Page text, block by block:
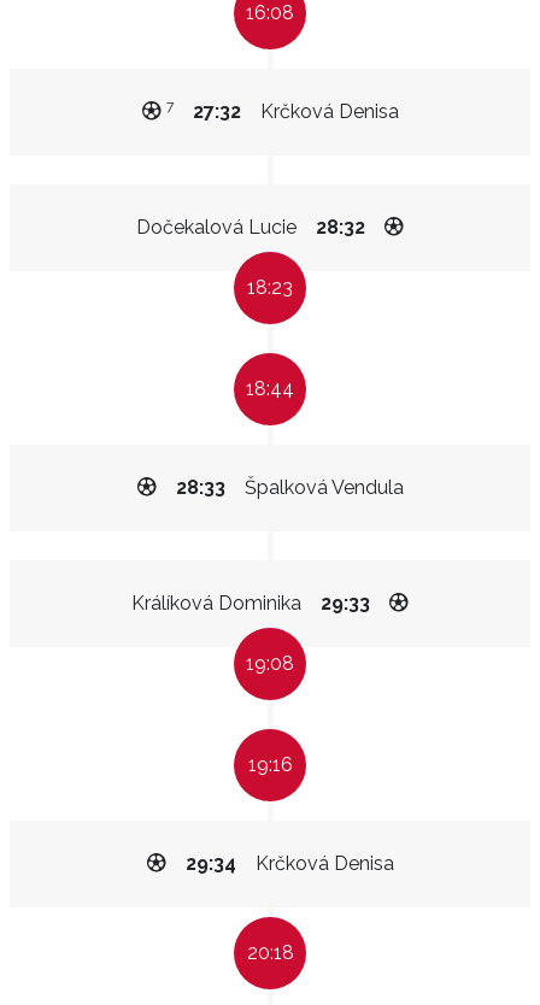
16:08
Krčková Denisa
27:32
7
Dočekalová Lucie 28:32
18:23
18:44
Špalková Vendula
28:33
Králíková Dominika 29:33
19:08
19:16
Krčková Denisa
29:34
20:18